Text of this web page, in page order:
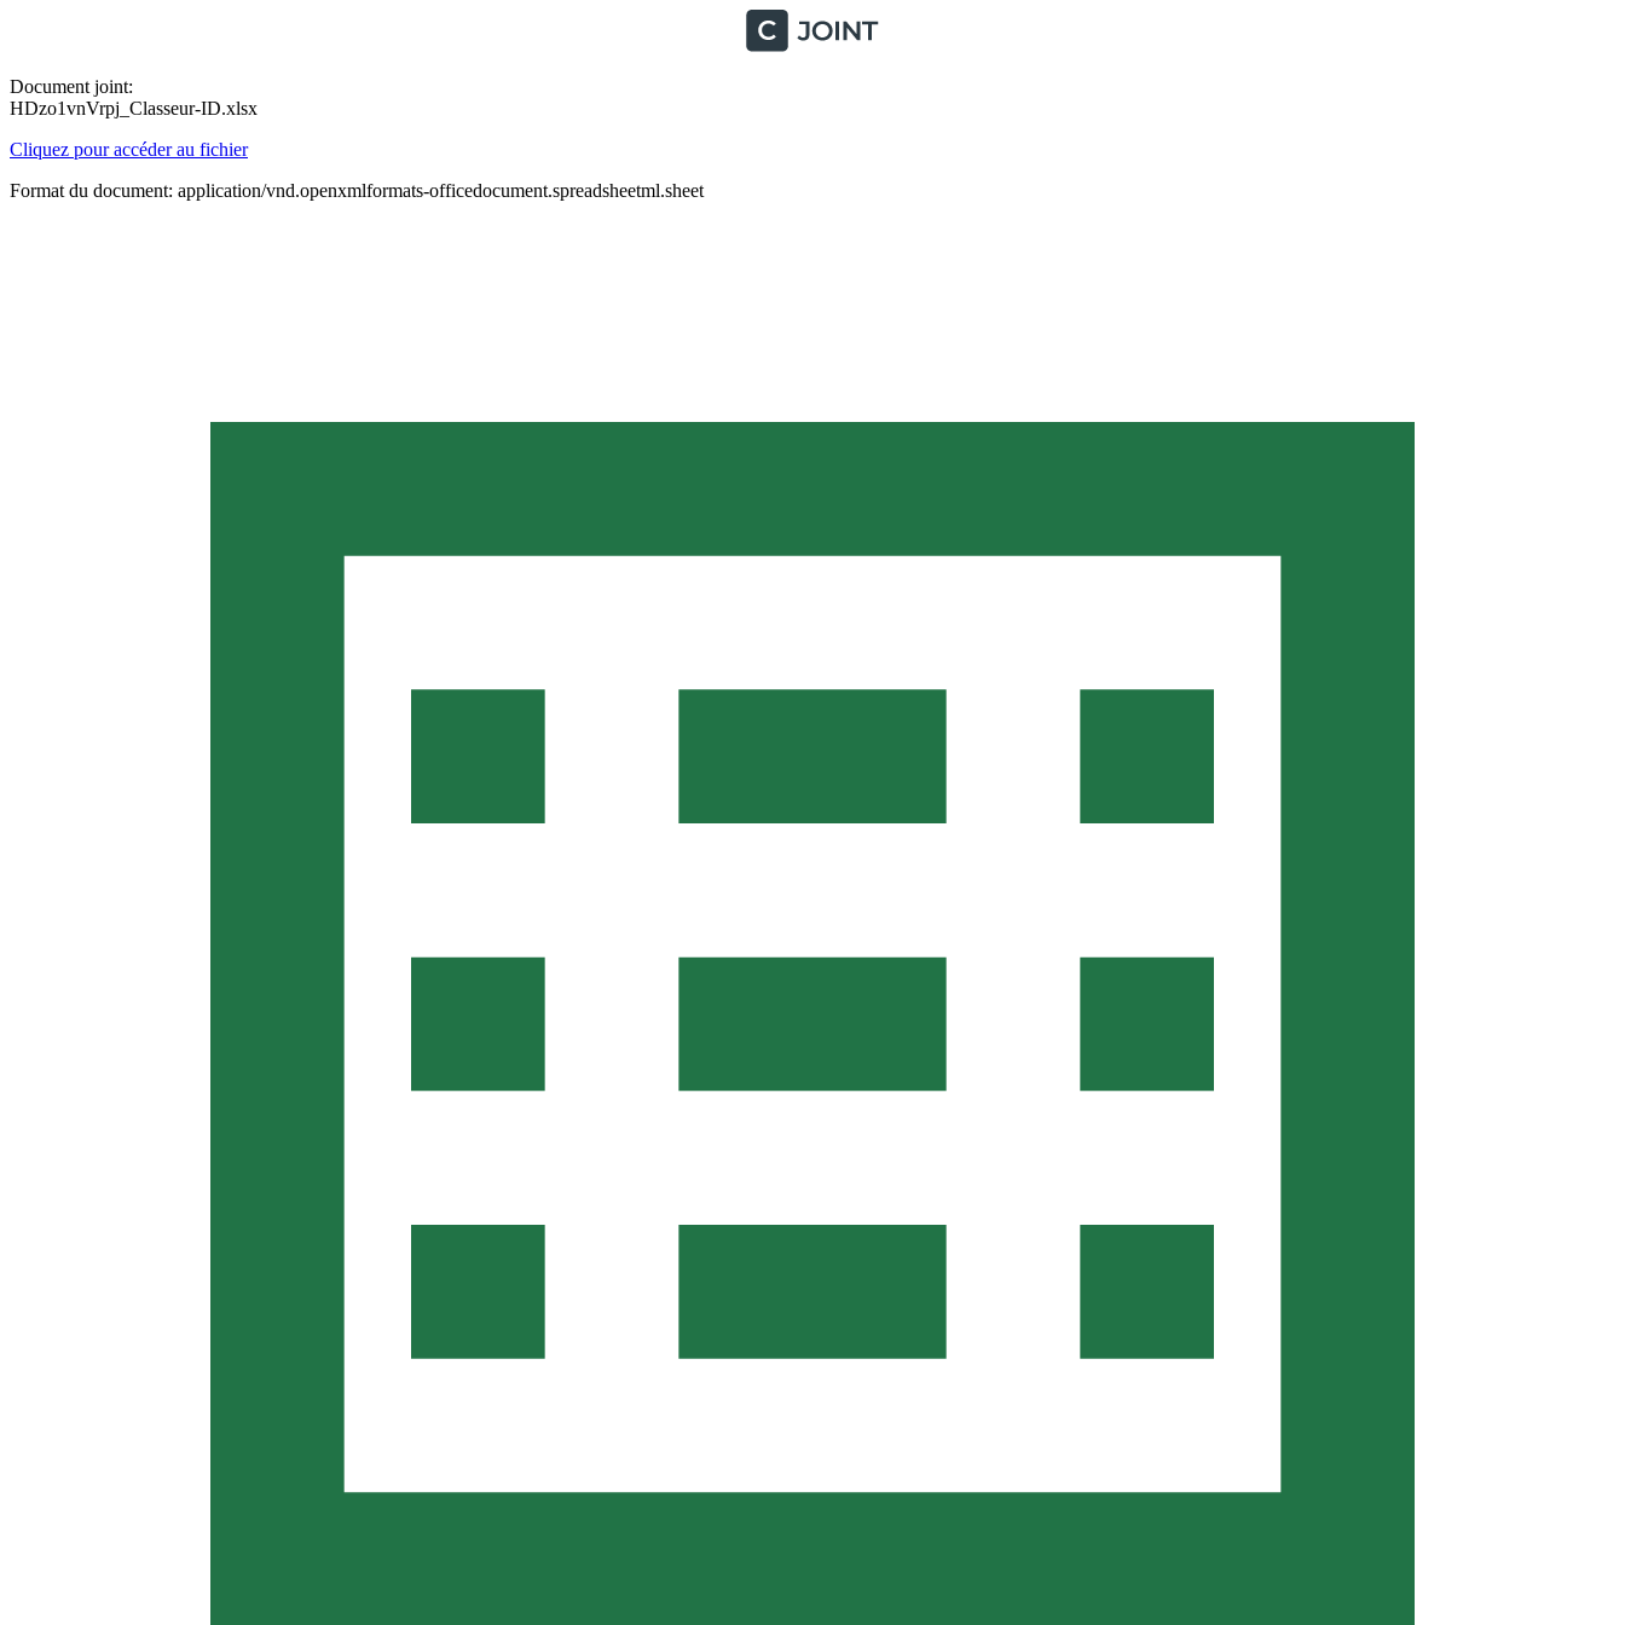
Document joint:
HDzo1vnVrpj_Classeur-ID.xlsx
Cliquez pour accéder au fichier
Format du document: application/vnd.openxmlformats-officedocument.spreadsheetml.sheet